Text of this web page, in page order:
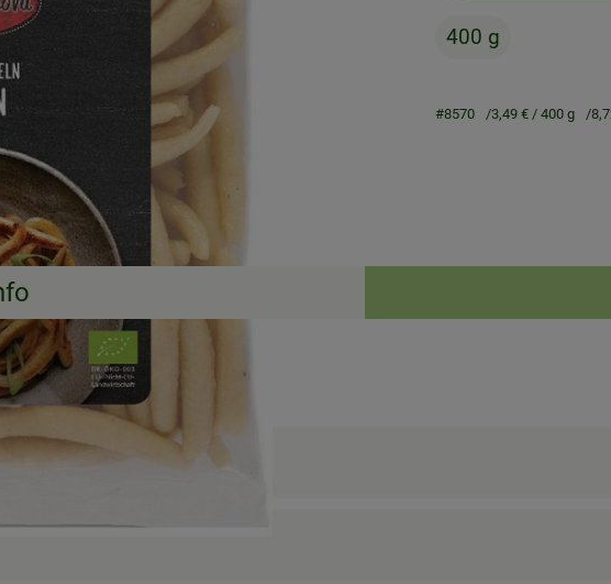
400 g
#8570 3,49 € / 400 g
Rezepte
keine passenden Rezepte gefunden.